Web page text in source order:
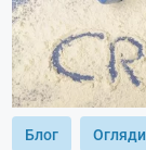
Блог Огляди